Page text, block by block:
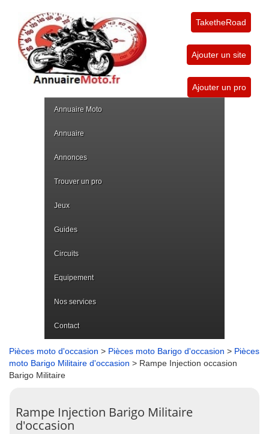
TaketheRoad
Ajouter un site
Ajouter un pro
Annuaire Moto
Annuaire
Annonces
Trouver un pro
Jeux
Guides
Circuits
Equipement
Nos services
Contact
Pièces moto d'occasion > Pièces moto Barigo d'occasion > Pièces
moto Barigo Militaire d'occasion > Rampe Injection occasion
Barigo Militaire
Rampe Injection Barigo Militaire
d'occasion